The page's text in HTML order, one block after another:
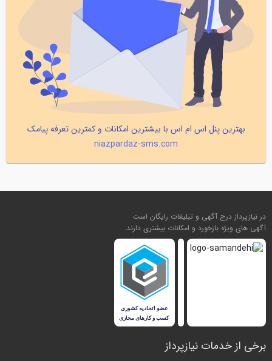
بهترین پنل اس ام اس با بیشترین امکانات و کمترین تعرفه پیامک
niazpardaz-sms.com
در نیازپرداز درج آگهی و تبلیغات رایگان است
آگهی های ویژه بازخورد و امکانات بیشتری دارند.
برخی از خدمات نیازپرداز